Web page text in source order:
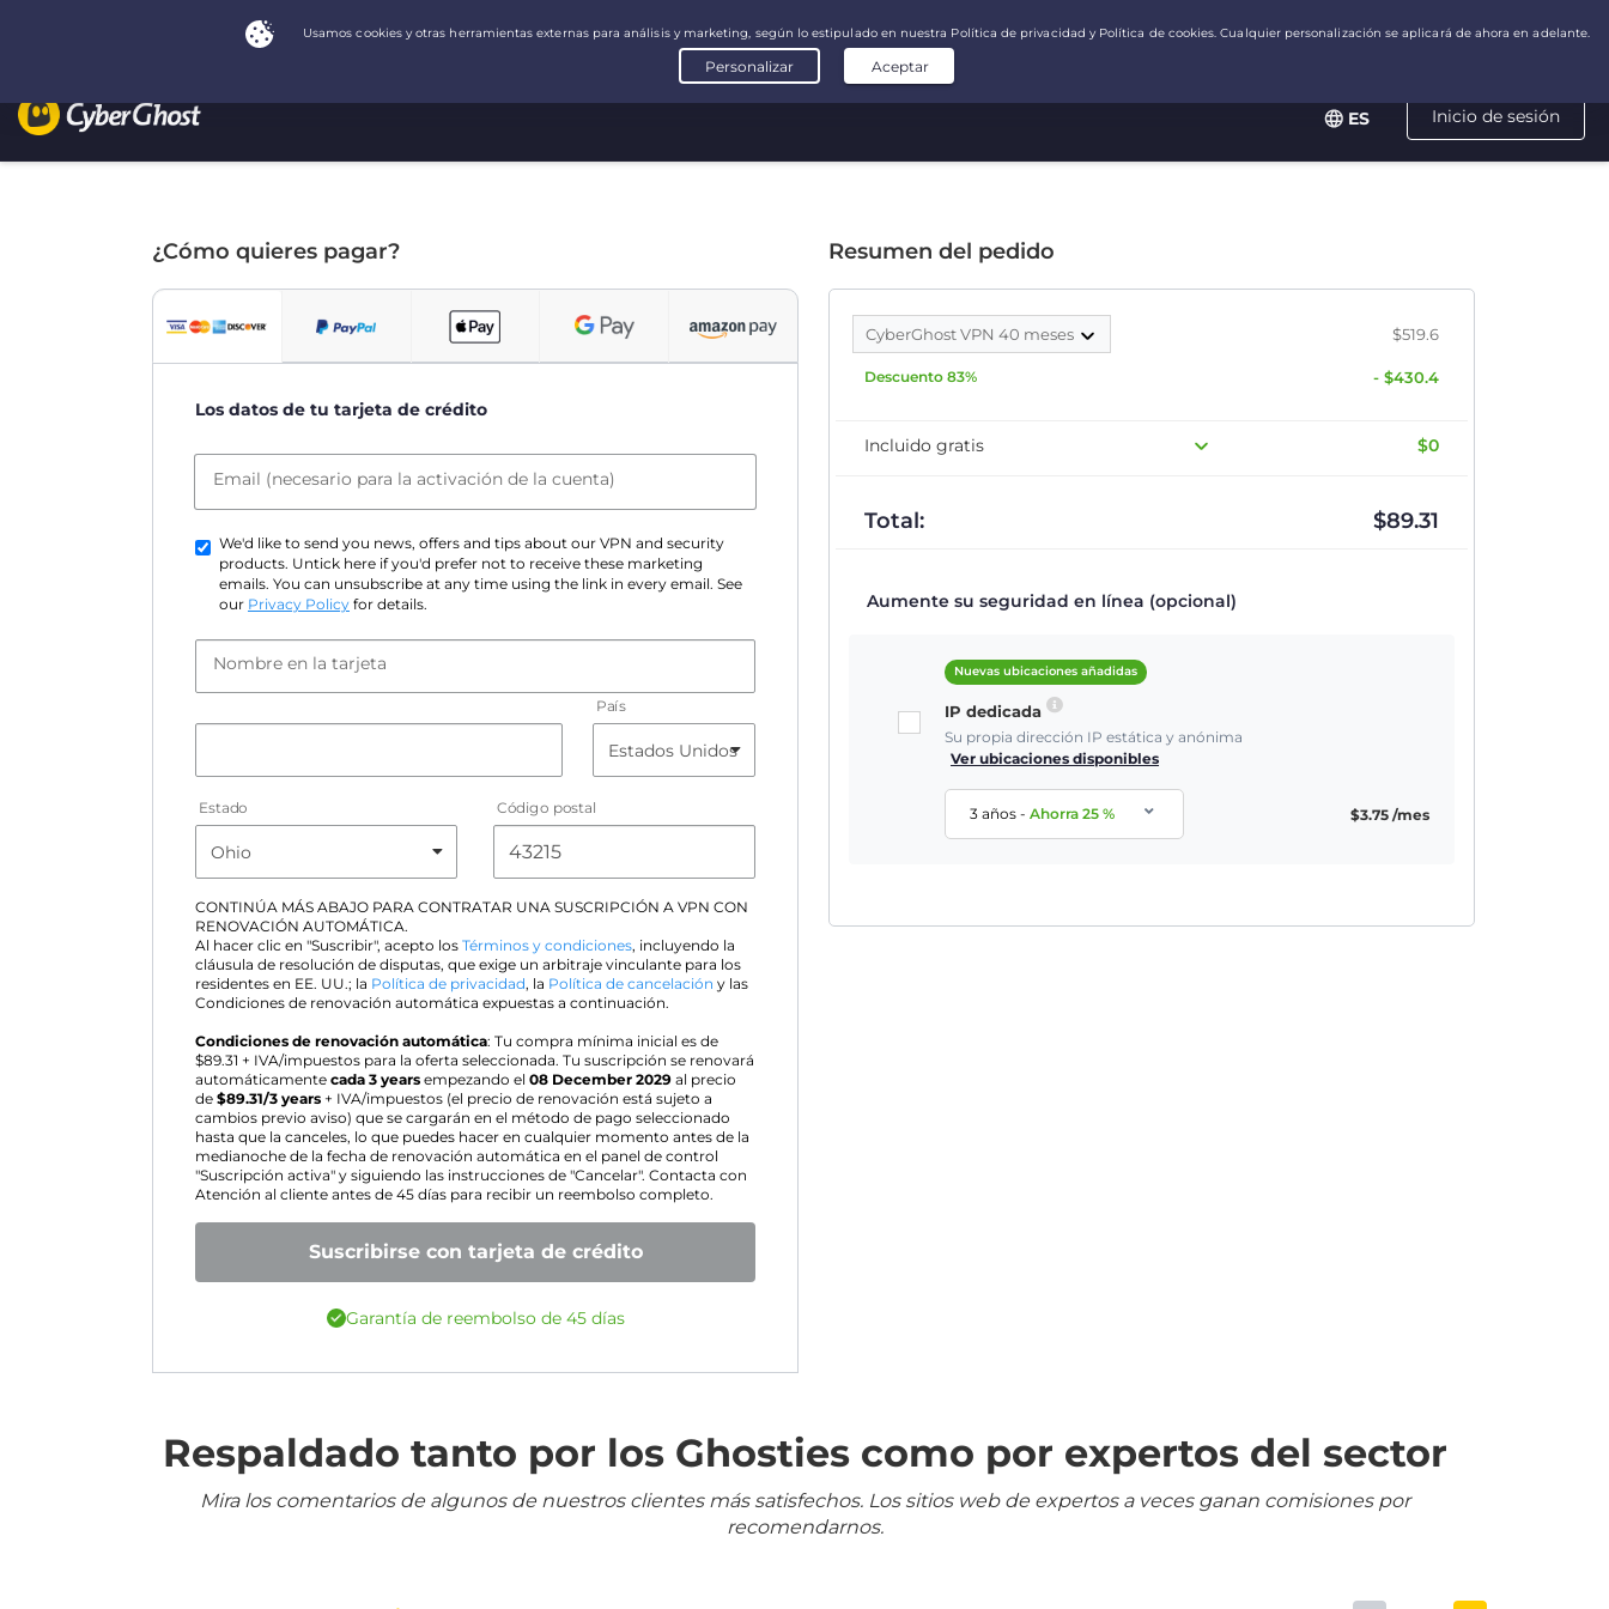
Inicio de sesión
ES
¿Cómo quieres pagar?
Los datos de tu tarjeta de crédito
Email (necesario para la activación de la cuenta)
We'd like to send you news, offers and tips about our VPN and security
products. Untick here if you'd prefer not to receive these marketing
emails. You can unsubscribe at any time using the link in every email. See
our Privacy Policy for details.
Nombre en la tarjeta
País
Estado Código postal
CONTINÚA MÁS ABAJO PARA CONTRATAR UNA SUSCRIPCIÓN A VPN CON
RENOVACIÓN AUTOMÁTICA.
Al hacer clic en "Suscribir", acepto los Términos y condiciones, incluyendo la
cláusula de resolución de disputas, que exige un arbitraje vinculante para los
residentes en EE. UU.; la Política de privacidad, la Política de cancelación y las
Condiciones de renovación automática expuestas a continuación.
Condiciones de renovación automática: Tu compra mínima inicial es de
$89.31 + IVA/impuestos para la oferta seleccionada. Tu suscripción se renovará
automáticamente cada 3 years empezando el 08 December 2029 al precio
de $89.31/3 years + IVA/impuestos (el precio de renovación está sujeto a
cambios previo aviso) que se cargarán en el método de pago seleccionado
hasta que la canceles, lo que puedes hacer en cualquier momento antes de la
medianoche de la fecha de renovación automática en el panel de control
"Suscripción activa" y siguiendo las instrucciones de "Cancelar". Contacta con
Atención al cliente antes de 45 días para recibir un reembolso completo.
Suscribirse con tarjeta de crédito
Garantía de reembolso de 45 días
Resumen del pedido
CyberGhost VPN 40 meses $519.6
Descuento 83% - $430.4
Incluido gratis $0
Total: $89.31
Aumente su seguridad en línea (opcional)
Nuevas ubicaciones añadidas
IP dedicada
Su propia dirección IP estática y anónima
Ver ubicaciones disponibles
3 años-Ahorra25 % $3.75 /mes
Respaldado tanto por los Ghosties como por expertos del sector
Mira los comentarios de algunos de nuestros clientes más satisfechos. Los sitios web de expertos a veces ganan comisiones por
recomendarnos.